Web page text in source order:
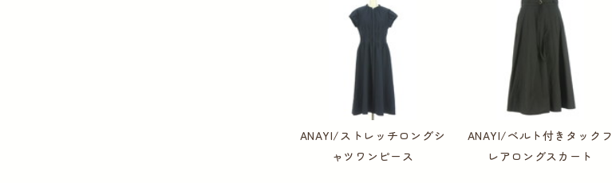
ANAYI/ストレッチロングシ
ャツワンピース
ANAYI/ベルト付きタックフ
レアロングスカート